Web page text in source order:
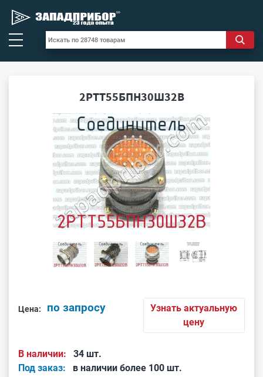
2РТТ55БПН30Ш32В
Цена: по запросу
Узнать актуальную
цену
В наличии:
34 шт.
Под заказ:
в наличии более 100 шт.